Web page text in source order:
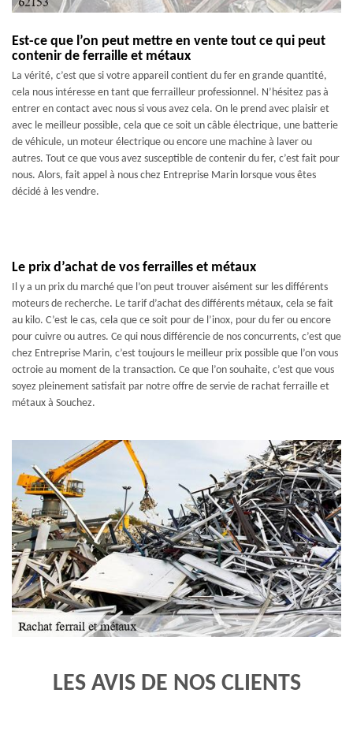
Est-ce que l’on peut mettre en vente tout ce qui peut
contenir de ferraille et métaux
La vérité, c’est que si votre appareil contient du fer en grande quantité,
cela nous intéresse en tant que ferrailleur professionnel. N’hésitez pas à
entrer en contact avec nous si vous avez cela. On le prend avec plaisir et
avec le meilleur possible, cela que ce soit un câble électrique, une batterie
de véhicule, un moteur électrique ou encore une machine à laver ou
autres. Tout ce que vous avez susceptible de contenir du fer, c’est fait pour
nous. Alors, fait appel à nous chez Entreprise Marin lorsque vous êtes
décidé à les vendre.
Le prix d’achat de vos ferrailles et métaux
Il y a un prix du marché que l’on peut trouver aisément sur les différents
moteurs de recherche. Le tarif d’achat des différents métaux, cela se fait
au kilo. C’est le cas, cela que ce soit pour de l’inox, pour du fer ou encore
pour cuivre ou autres. Ce qui nous différencie de nos concurrents, c’est que
chez Entreprise Marin, c’est toujours le meilleur prix possible que l’on vous
octroie au moment de la transaction. Ce que l’on souhaite, c’est que vous
soyez pleinement satisfait par notre offre de servie de rachat ferraille et
métaux à Souchez.
LES AVIS DE NOS CLIENTS